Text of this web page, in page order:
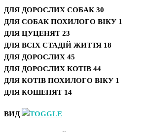
ДЛЯ ДОРОСЛИХ СОБАК 30
ДЛЯ СОБАК ПОХИЛОГО ВІКУ 1
ДЛЯ ЦУЦЕНЯТ 23
ДЛЯ ВСІХ СТАДІЙ ЖИТТЯ 18
ДЛЯ ДОРОСЛИХ 45
ДЛЯ ДОРОСЛИХ КОТІВ 44
ДЛЯ КОТІВ ПОХИЛОГО ВІКУ 1
ДЛЯ КОШЕНЯТ 14
ВИД